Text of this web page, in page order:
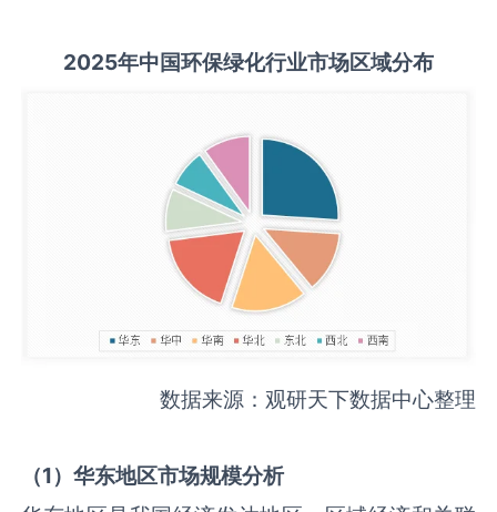
2025年中国环保绿化行业市场区域分布
数据来源：观研天下数据中心整理
（1）华东地区市场规模分析